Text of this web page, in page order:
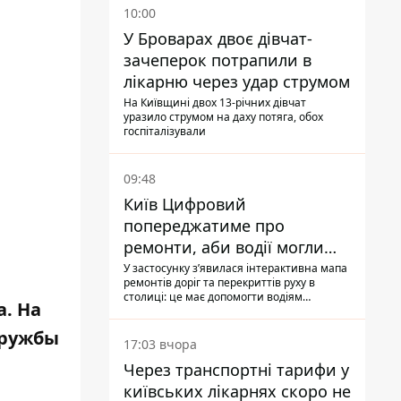
На
10:00
У Броварах двоє дівчат-
зачеперок потрапили в
лікарню через удар струмом
На Київщині двох 13-річних дівчат
уразило струмом на даху потяга, обох
госпіталізували
09:48
Київ Цифровий
попереджатиме про
ремонти, аби водії могли
уникати ділянок із заторами
У застосунку зʼявилася інтерактивна мапа
ремонтів доріг та перекриттів руху в
столиці: це має допомогти водіям
17:03 вчора
Через транспортні тарифи у
київських лікарнях скоро не